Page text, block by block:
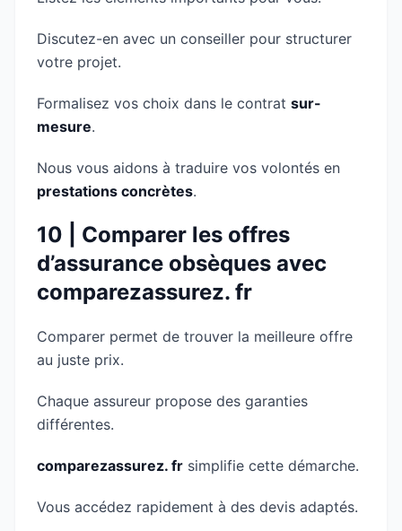
Discutez-en avec un conseiller pour structurer
votre projet.
Formalisez vos choix dans le contrat sur-
mesure.
Nous vous aidons à traduire vos volontés en
prestations concrètes.
10 | Comparer les offres
d’assurance obsèques avec
comparezassurez. fr
Comparer permet de trouver la meilleure offre
au juste prix.
Chaque assureur propose des garanties
différentes.
comparezassurez. fr simplifie cette démarche.
Vous accédez rapidement à des devis adaptés.